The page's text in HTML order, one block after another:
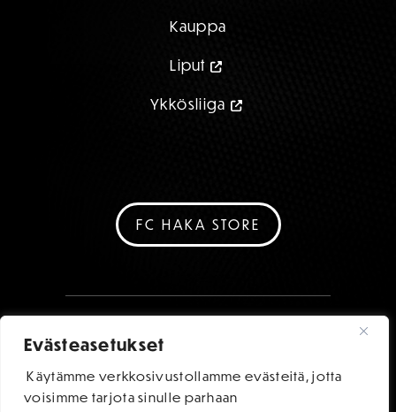
Evästeasetukset
Käytämme verkkosivustollamme evästeitä, jotta
voisimme tarjota sinulle parhaan
Kauppa
Liput
Ykkösliiga
FC HAKA STORE